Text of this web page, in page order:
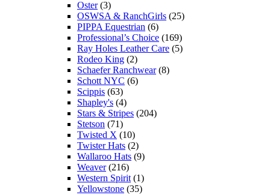
Oster (3)
OSWSA & RanchGirls (25)
PIPPA Equestrian (6)
Professional’s Choice (169)
Ray Holes Leather Care (5)
Rodeo King (2)
Schaefer Ranchwear (8)
Schott NYC (6)
Scippis (63)
Shapley's (4)
Stars & Stripes (204)
Stetson (71)
Twisted X (10)
Twister Hats (2)
Wallaroo Hats (9)
Weaver (216)
Western Spirit (1)
Yellowstone (35)